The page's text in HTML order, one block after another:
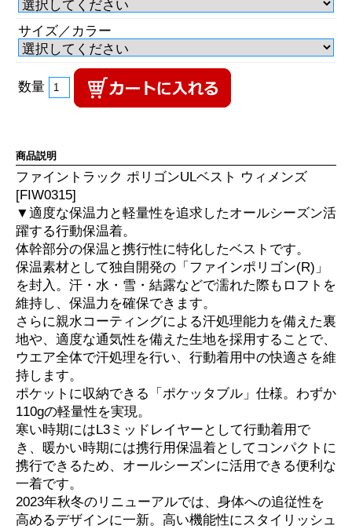
サイズ／カラー
数量
商品説明
ファイントラック ポリゴンULベスト ウィメンズ
[FIW0315]
▼適度な保温力と軽量性を追求したオールシーズン活
躍する行動保温着。
体幹部分の保温と携行性に特化したベストです。
保温素材として独自開発の「ファインポリゴン(R)」
を封入。汗・水・雪・結露などで濡れた際もロフトを
維持し、保温力を確保できます。
さらに親水コーティングによる汗処理能力を備えた裏
地や、適度な通気性を備えた生地を採用することで、
ウエア全体で汗処理を行い、行動着用中の快適さを維
持します。
ポケットに収納できる「ポケッタブル」仕様。わずか
110gの軽量性を実現。
寒い時期にはL3ミッドレイヤーとして行動着用で
き、暖かい時期には携行用保温着としてコンパクトに
携行できるため、オールシーズンに活用できる便利な
一着です。
2023年秋冬のリニューアルでは、身体への追従性を
高めるデザインに一新。高い機能性にスタイリッシュ